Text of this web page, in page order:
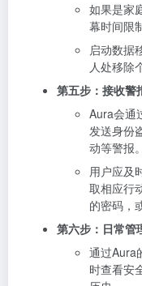
如果是家
幕时间限
启动数据
人处移除
第五步：接收警
Aura会通
发送身份
动等警报。
用户应及
取相应行
的密码，
第六步：日常管
通过Aura
时查看安